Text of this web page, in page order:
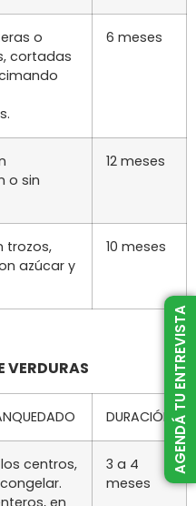
o
cortadas
6 meses
o sin
12 meses
trozos,
azúcar y
10 meses
VERDURAS
DURACIÓN
centros,
en
3 a 4
meses
AGENDÁ TU ENTREVISTA